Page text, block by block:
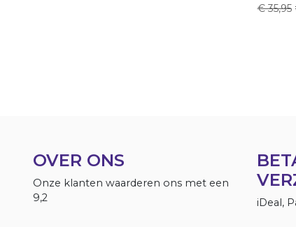
€ 35,95
OVER ONS
Onze klanten waarderen ons met een
9,2
iDeal,